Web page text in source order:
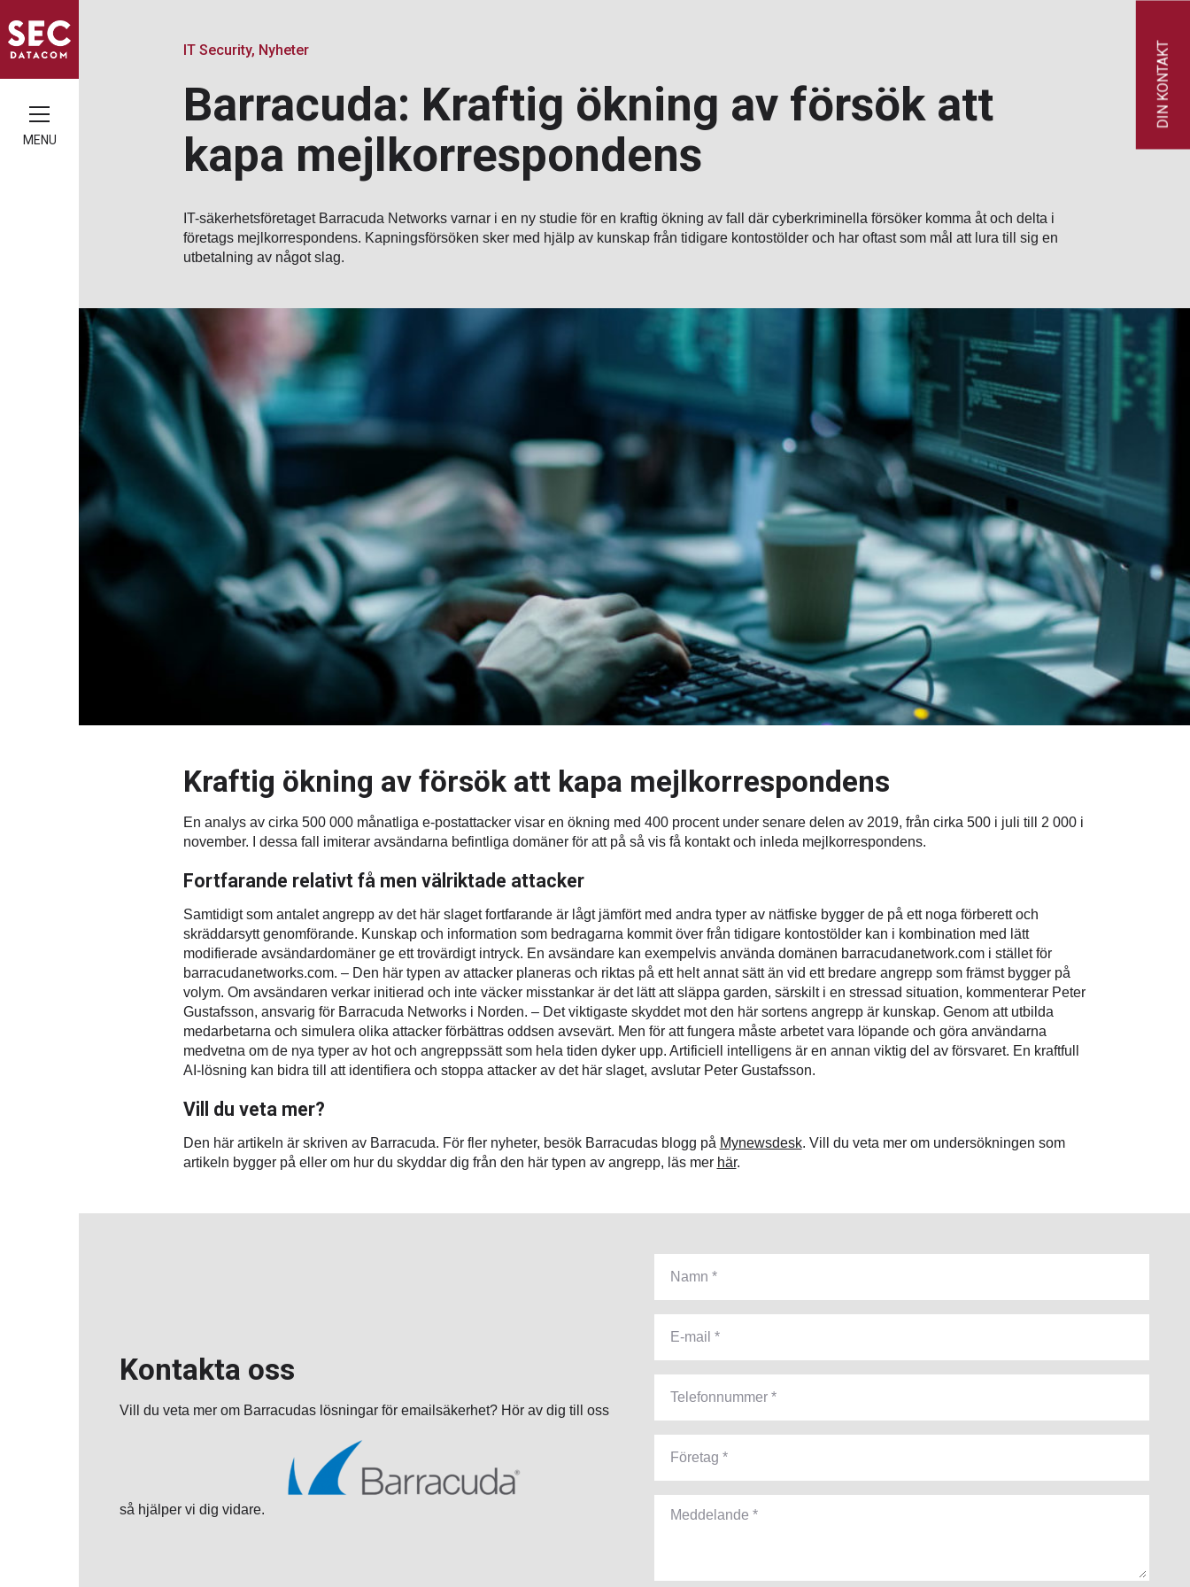
MENU
IT Security, Nyheter
Barracuda: Kraftig ökning av försök att
kapa mejlkorrespondens
IT-säkerhetsföretaget Barracuda Networks varnar i en ny studie för en kraftig ökning av fall där cyberkriminella försöker komma åt och delta i
företags mejlkorrespondens. Kapningsförsöken sker med hjälp av kunskap från tidigare kontostölder och har oftast som mål att lura till sig en
utbetalning av något slag.
DIN KONTAKT
Kraftig ökning av försök att kapa mejlkorrespondens
En analys av cirka 500 000 månatliga e-postattacker visar en ökning med 400 procent under senare delen av 2019, från cirka 500 i juli till 2 000 i
november. I dessa fall imiterar avsändarna befintliga domäner för att på så vis få kontakt och inleda mejlkorrespondens.
Fortfarande relativt få men välriktade attacker
Samtidigt som antalet angrepp av det här slaget fortfarande är lågt jämfört med andra typer av nätfiske bygger de på ett noga förberett och
skräddarsytt genomförande. Kunskap och information som bedragarna kommit över från tidigare kontostölder kan i kombination med lätt
modifierade avsändardomäner ge ett trovärdigt intryck. En avsändare kan exempelvis använda domänen barracudanetwork.com i stället för
barracudanetworks.com. – Den här typen av attacker planeras och riktas på ett helt annat sätt än vid ett bredare angrepp som främst bygger på
volym. Om avsändaren verkar initierad och inte väcker misstankar är det lätt att släppa garden, särskilt i en stressad situation, kommenterar Peter
Gustafsson, ansvarig för Barracuda Networks i Norden. – Det viktigaste skyddet mot den här sortens angrepp är kunskap. Genom att utbilda
medarbetarna och simulera olika attacker förbättras oddsen avsevärt. Men för att fungera måste arbetet vara löpande och göra användarna
medvetna om de nya typer av hot och angreppssätt som hela tiden dyker upp. Artificiell intelligens är en annan viktig del av försvaret. En kraftfull
AI-lösning kan bidra till att identifiera och stoppa attacker av det här slaget, avslutar Peter Gustafsson.
Vill du veta mer?
Den här artikeln är skriven av Barracuda. För fler nyheter, besök Barracudas blogg på Mynewsdesk. Vill du veta mer om undersökningen som
artikeln bygger på eller om hur du skyddar dig från den här typen av angrepp, läs mer här.
Kontakta oss
Vill du veta mer om Barracudas lösningar för emailsäkerhet? Hör av dig till oss
så hjälper vi dig vidare.